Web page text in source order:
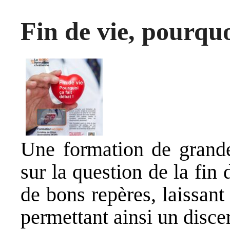
Fin de vie,
Une formation de
sur la question de la fin
de bons repères,
permettant ainsi un